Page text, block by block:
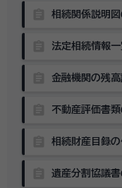
相続関係説明
法定相続情報
金融機関の残
不動産評価書
相続財産目録
遺産分割協議